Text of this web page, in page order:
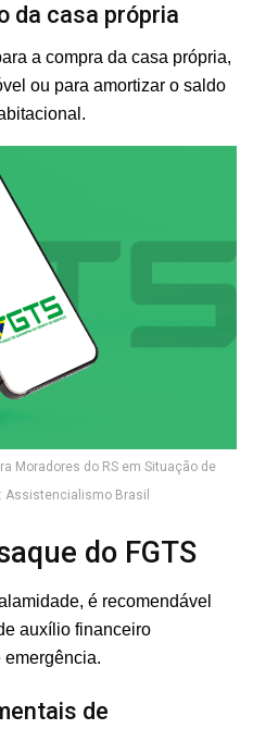
da casa própria
a compra da casa própria,
ou para amortizar o saldo
Moradores do RS em Situação de
Assistencialismo Brasil
do FGTS
é recomendável
auxílio financeiro
de